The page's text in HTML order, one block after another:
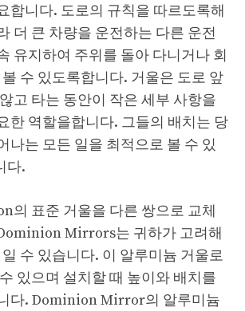
합니다. 도로의 규칙을 따르도록해
더 큰 차량을 운전하는 다른 운전
유지하여 주위를 돌아 다니거나 회
수 있도록합니다. 거울은 도로 앞
고 타는 동안이 작은 세부 사항을
한 역할을합니다. 그들의 배치는 당
나는 모든 일을 최적으로 볼 수 있
다.
의 표준 거울을 다른 쌍으로 교체
Mirrors는 귀하가 고려해
수 있습니다. 이 알루미늄 거울로
있으며 설치할 때 높이와 배치를
다. Dominion Mirror의 알루미늄